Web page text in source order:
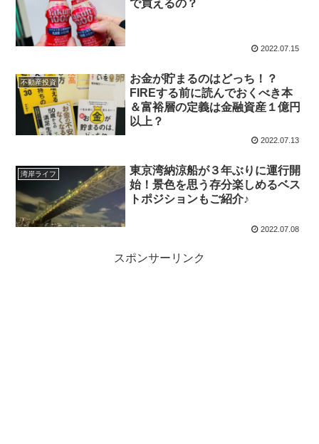
で買えるの？
2022.07.15
不動産投資
お金が貯まるのはどっち！？
FIREする前に読んでおくべき本
＆富裕層の定義は金融資産１億円
以上？
2022.07.13
湾岸ライフ
東京湾納涼船が３年ぶりに運行開
始！景色を思う存分楽しめるベス
トポジションもご紹介♪
2022.07.08
スポンサーリンク